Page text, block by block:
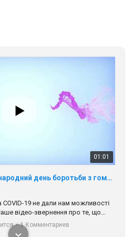
01:01
17 травня IDAHO. Міжнародний день боротьби з гомофобією трансфобією і біфобія.
COVІD-19 не дали нам можливості
відео-звернення про те, що
та не можемо зустрінеться, ми
хто поділяє цінності рівності та
• 1 Комментариев